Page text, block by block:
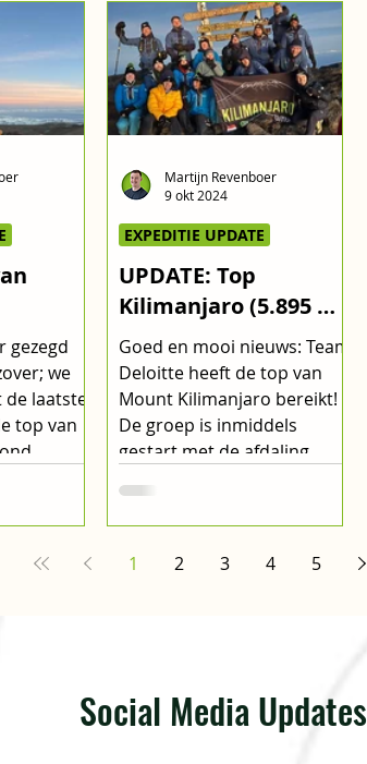
gezegd
we
laatste
top van
UPDATE: Top
Kilimanjaro (5.895 M)
Bereikt!
Goed en mooi nieuws: Team
Deloitte heeft de top van
Mount Kilimanjaro bereikt!
De groep is inmiddels
gestart met de afdaling.
EXPEDITIE UPDATE
Martijn Revenboer
9 okt 2024
1 2 3 4 5
Social Media Updates